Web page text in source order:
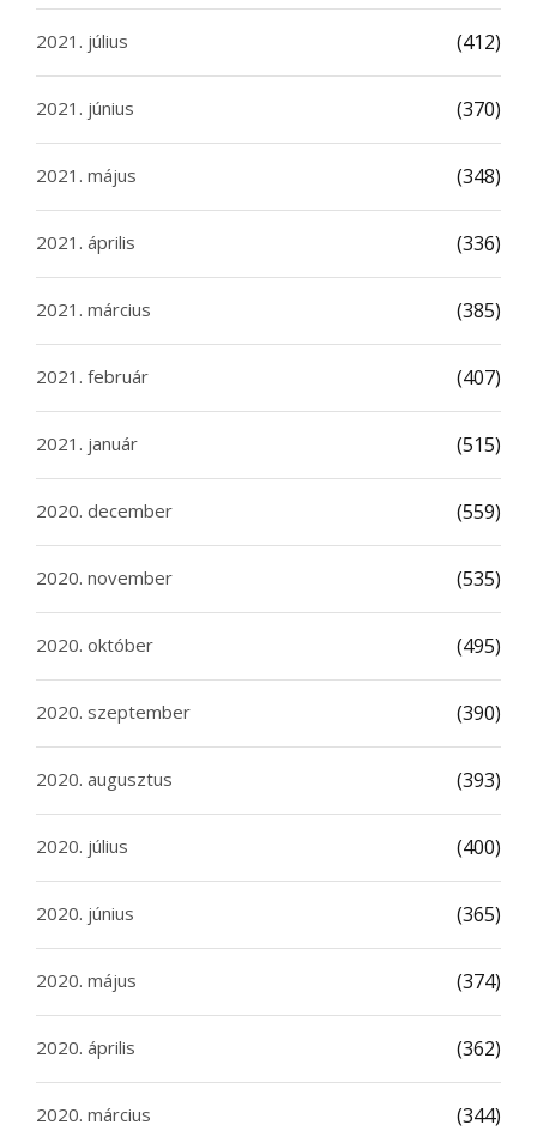
2021. július (412)
2021. június (370)
2021. május (348)
2021. április (336)
2021. március (385)
2021. február (407)
2021. január (515)
2020. december (559)
2020. november (535)
2020. október (495)
2020. szeptember (390)
2020. augusztus (393)
2020. július (400)
2020. június (365)
2020. május (374)
2020. április (362)
2020. március (344)